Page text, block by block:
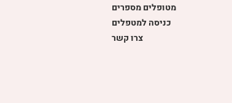
מטופלים מספרים
כניסה למטפלים
צרו קשר